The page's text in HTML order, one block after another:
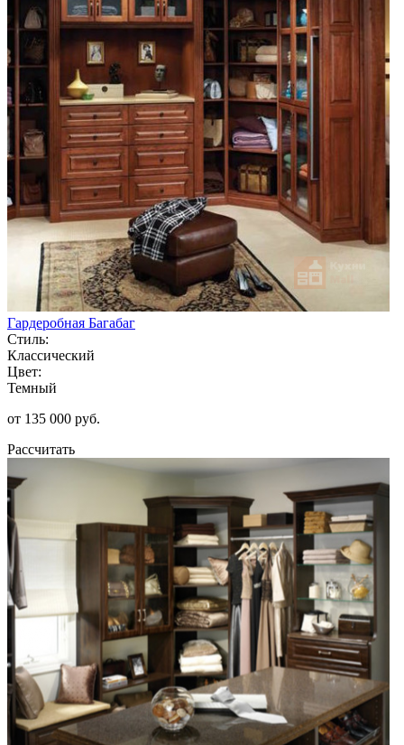
Гардеробная Багабаг
Стиль:
Классический
Цвет:
Темный
от 135 000 руб.
Рассчитать